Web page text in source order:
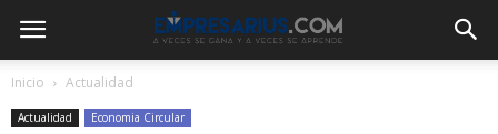
Inicio Actualidad
Actualidad Economia Circular